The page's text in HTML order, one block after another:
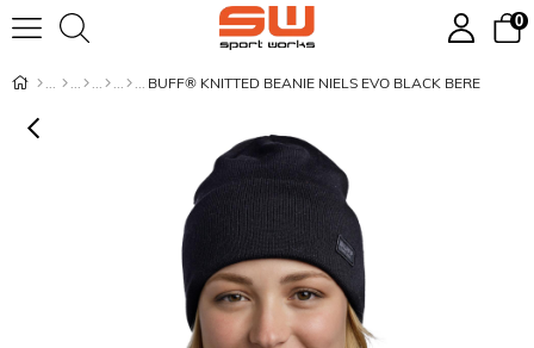
0
BUFF® KNITTED BEANIE NIELS EVO BLACK BERE